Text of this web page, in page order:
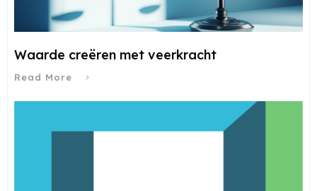
Waarde creëren met veerkracht
Read More